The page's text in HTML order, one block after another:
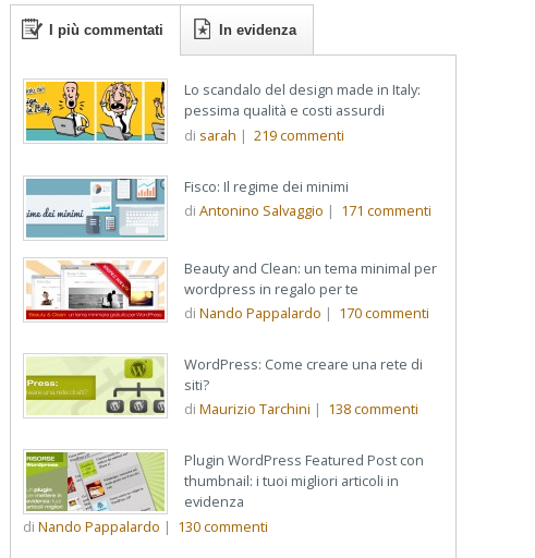
I più commentati In evidenza
Lo scandalo del design made in Italy:
pessima qualità e costi assurdi
di sarah | 219commenti
Fisco: Il regime dei minimi
di Antonino Salvaggio | 171 commenti
Beauty and Clean: un tema minimal per
wordpress in regalo per te
di Nando Pappalardo | 170commenti
WordPress: Come creare una rete di
siti?
di Maurizio Tarchini | 138commenti
Plugin WordPress Featured Post con
thumbnail: i tuoi migliori articoli in
evidenza
di Nando Pappalardo | 130commenti